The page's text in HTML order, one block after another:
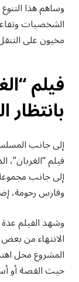
وساهم هذا
الشخصيات
مخيون على
فيلم
بانتظار
إلى جانب
فيلم
إلى جانب
وفارس رحومة،
وشهد الفيلم
الانتهاء من
المشروع محل
حيث القصة أو